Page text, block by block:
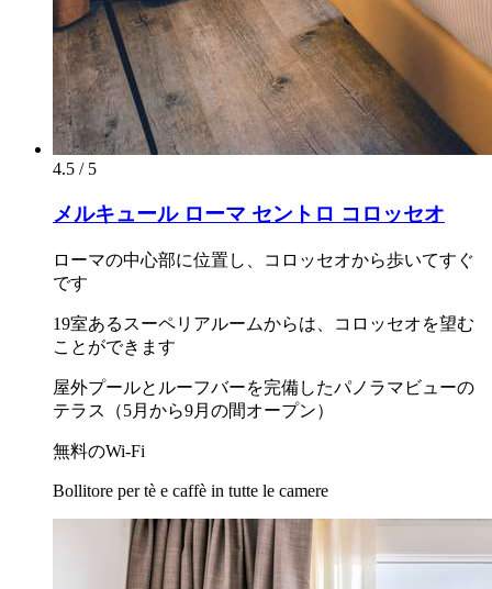
4.5 / 5
メルキュール ローマ セントロ コロッセオ
ローマの中心部に位置し、コロッセオから歩いてすぐ
です
19室あるスーペリアルームからは、コロッセオを望む
ことができます
屋外プールとルーフバーを完備したパノラマビューの
テラス（5月から9月の間オープン）
無料のWi-Fi
Bollitore per tè e caffè in tutte le camere